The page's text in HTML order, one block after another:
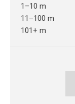
1–10 m
11–100 m
101+ m